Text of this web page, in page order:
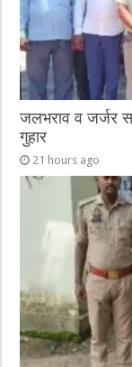
जलभराव व जर्जर
गुहार
21 hours ago